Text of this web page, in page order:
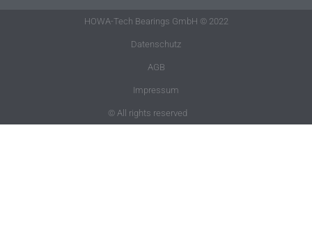
HOWA-Tech Bearings GmbH © 2022
Datenschutz
AGB
Impressum
© All rights reserved